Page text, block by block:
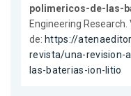
polimericos-de-las-
Engineering
de: https://
revista/una-revision-
las-baterias-ion-litio